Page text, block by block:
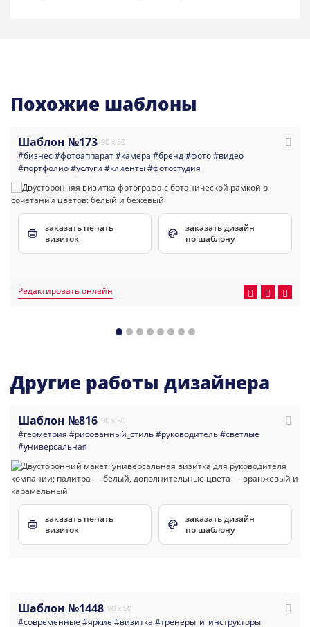
Похожие шаблоны
Шаблон №173 90 x 50
#бизнес#фотоаппарат#камера #бренд#фото#видео
#портфолио#услуги #клиенты#фотостудия
заказать печать
визиток
заказать дизайн
по шаблону
Редактировать онлайн
Другие работы дизайнера
Шаблон №816 90 x 50
#геометрия #рисованный_стиль#руководитель#светлые
#универсальная
заказать печать
визиток
заказать дизайн
по шаблону
Шаблон №1448 90 x 50
#современные #яркие #визитка #тренеры_и_инструкторы